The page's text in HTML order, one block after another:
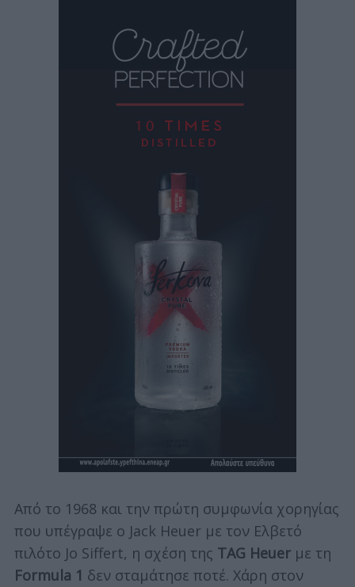
Από το 1968 και την πρώτη συμφωνία χορηγίας
που υπέγραψε ο Jack Heuer με τον Ελβετό
πιλότο Jo Siffert, η σχέση της TAG Heuerμε τη
Formula 1 δεν σταμάτησε ποτέ. Χάρη στον